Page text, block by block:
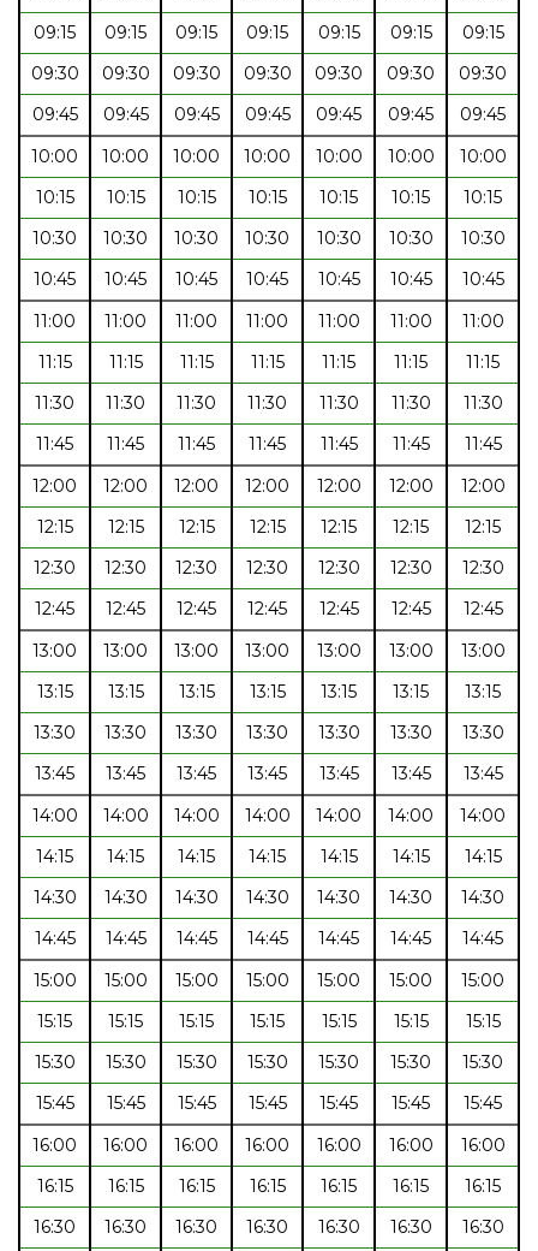
09:15
09:15 09:15 09:15 09:15 09:15
09:15
09:30
09:30 09:30 09:30 09:30 09:30
09:30
09:45
09:45 09:45 09:45 09:45 09:45
09:45
10:00
10:00 10:00 10:00 10:00 10:00
10:00
10:15
10:15 10:15 10:15 10:15 10:15
10:15
10:30
10:30 10:30 10:30 10:30 10:30
10:30
10:45
10:45 10:45 10:45 10:45 10:45
10:45
11:00
11:00 11:00 11:00 11:00 11:00
11:00
11:15
11:15 11:15 11:15 11:15 11:15
11:15
11:30
11:30 11:30 11:30 11:30 11:30
11:30
11:45
11:45 11:45 11:45 11:45 11:45
11:45
12:00
12:00 12:00 12:00 12:00 12:00
12:00
12:15
12:15 12:15 12:15 12:15 12:15
12:15
12:30
12:30 12:30 12:30 12:30 12:30
12:30
12:45
12:45 12:45 12:45 12:45 12:45
12:45
13:00
13:00 13:00 13:00 13:00 13:00
13:00
13:15
13:15 13:15 13:15 13:15 13:15
13:15
13:30
13:30 13:30 13:30 13:30 13:30
13:30
13:45
13:45 13:45 13:45 13:45 13:45
13:45
14:00
14:00 14:00 14:00 14:00 14:00
14:00
14:15
14:15 14:15 14:15 14:15 14:15
14:15
14:30
14:30 14:30 14:30 14:30 14:30
14:30
14:45
14:45 14:45 14:45 14:45 14:45
14:45
15:00
15:00 15:00 15:00 15:00 15:00
15:00
15:15
15:15 15:15 15:15 15:15 15:15
15:15
15:30
15:30 15:30 15:30 15:30 15:30
15:30
15:45
15:45 15:45 15:45 15:45 15:45
15:45
16:00
16:00 16:00 16:00 16:00 16:00
16:00
16:15
16:15 16:15 16:15 16:15 16:15
16:15
16:30
16:30 16:30 16:30 16:30 16:30
16:30